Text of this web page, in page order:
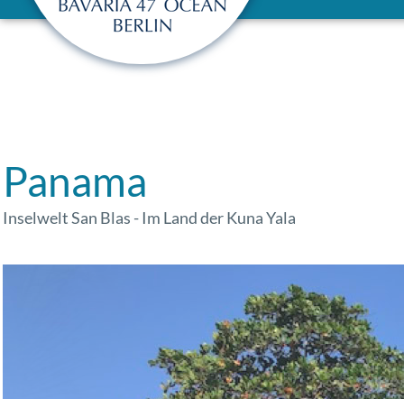
Panama
Inselwelt San Blas - Im Land der Kuna Yala